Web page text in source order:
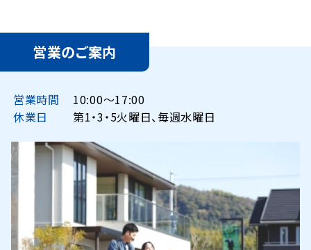
営業のご案内
営業時間
10:00〜17:00
休業日
第1・3・5火曜日、毎週水曜日